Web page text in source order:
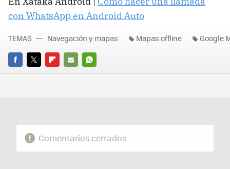
con WhatsApp en Android Auto
FACEBOOK
TWITTERFLIPBOARD
E-
WHATSAPP
TEMAS Navegación y mapas Mapas offline Google
Comentarios cerrados